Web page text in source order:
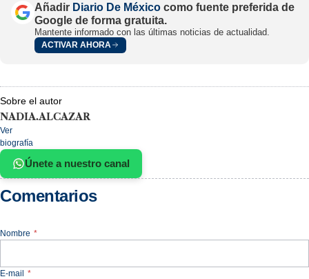
Añadir Diario De México como fuente preferida de
Google de forma gratuita.
Mantente informado con las últimas noticias de actualidad.
ACTIVAR AHORA
Sobre el autor
NADIA.ALCAZAR
Ver
biografía
Únete a nuestro canal
Comentarios
Nombre *
E-mail *